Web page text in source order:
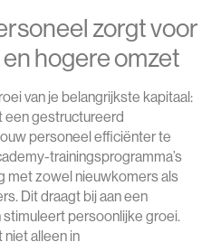
zorgt voor
hogere omzet
van je belangrijkste kapitaal:
een gestructureerd
personeel efficiënter te
trainingsprogramma’s
met zowel nieuwkomers als
Dit draagt bij aan een
persoonlijke groei.
alleen in